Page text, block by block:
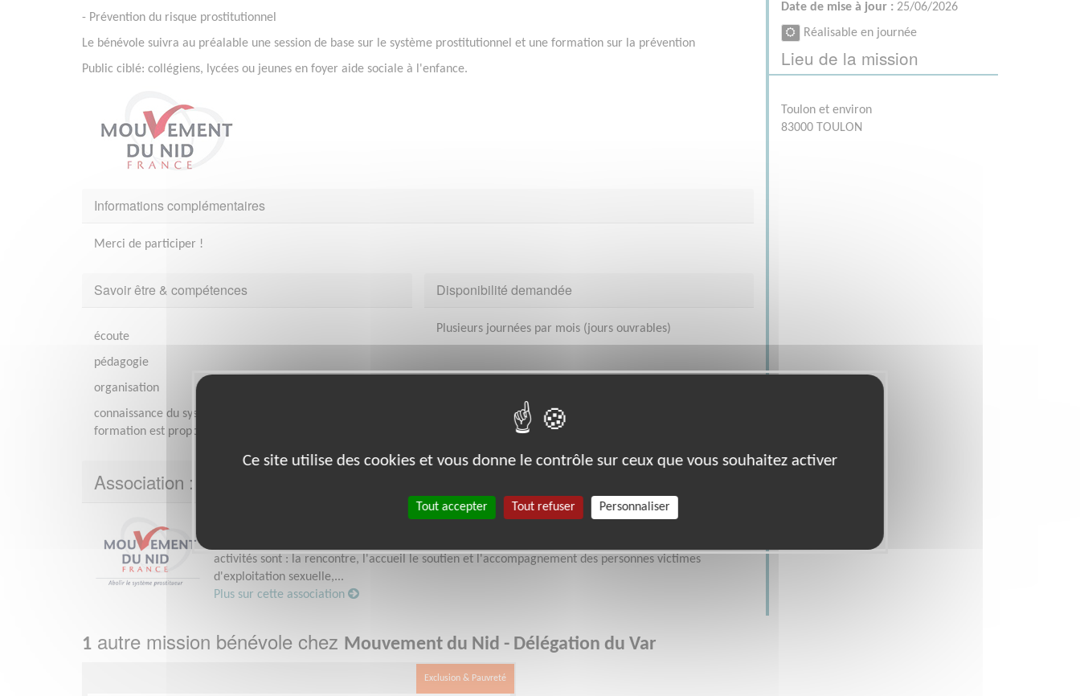
- Prévention du risque prostitutionnel
Le bénévole suivra au préalable une session de base sur le système prostitutionnel et une formation sur la prévention
Public ciblé: collégiens, lycées ou jeunes en foyer aide sociale à l'enfance.
Informations complémentaires
Merci de participer !
Savoir être & compétences
écoute
pédagogie
organisation
connaissance du système de l'exploitation sexuelle (une
formation est proposée par le Mouvement du Nid)
Disponibilité demandée
Plusieurs journées par mois (jours ouvrables)
Association : Mouvement du Nid - Délégation du Var
activités sont : la rencontre, l'accueil le soutien et l'accompagnement des personnes victimes
d'exploitation sexuelle,...
Plus sur cette association
Date de mise à jour : 25/06/2026
Réalisable en journée
Lieu de la mission
Toulon et environ
83000 TOULON
1 autre mission bénévole chez Mouvement du Nid - Délégation du Var
Exclusion & Pauvreté
Ce site utilise des cookies et vous donne le contrôle sur ceux que vous souhaitez activer
Tout accepter Tout refuser Personnaliser